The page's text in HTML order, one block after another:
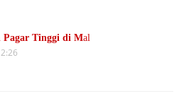
Pagar Tinggi di Mal